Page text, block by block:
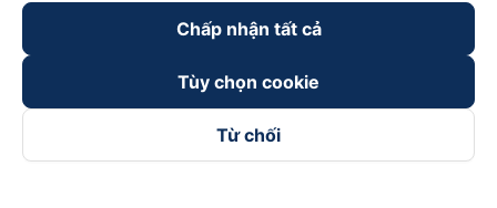
Xe đi Hải Phòng từ Hà Nội
Xe đi Vinh từ Hà Nội
Vé tàu Nha Trang Đà
Chấp nhận tất cả
Tùy chọn cookie
Từ chối